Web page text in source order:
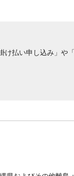
払い申し込み」や